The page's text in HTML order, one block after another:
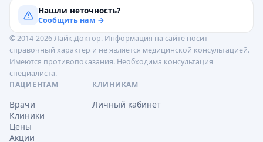
Нашли неточность?
Сообщить нам →
© 2014-2026 Лайк.Доктор. Информация на сайте носит
справочный характер и не является медицинской консультацией.
Имеются противопоказания. Необходима консультация
специалиста.
ПАЦИЕНТАМ
Врачи
Клиники
Цены
Акции
КЛИНИКАМ
Личный кабинет